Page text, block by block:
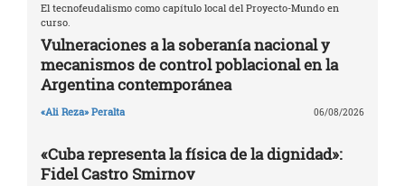
El tecnofeudalismo como capítulo local del Proyecto-Mundo en
curso.
Vulneraciones a la soberanía nacional y
mecanismos de control poblacional en la
Argentina contemporánea
«Ali Reza» Peralta 06/08/2026
«Cuba representa la física de la dignidad»:
Fidel Castro Smirnov